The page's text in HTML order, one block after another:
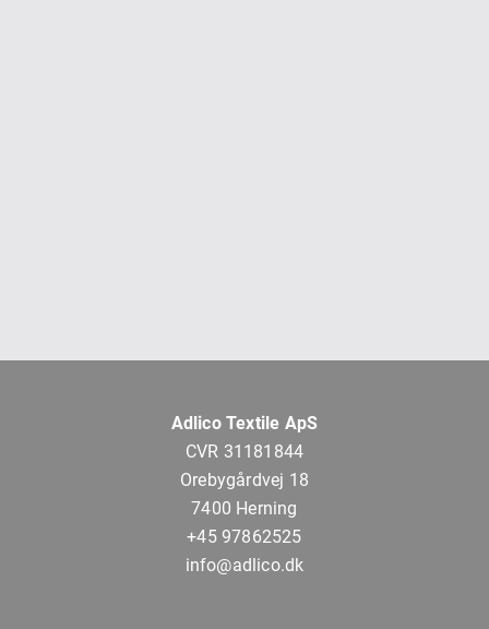
Adlico Textile ApS
CVR 31181844
Orebygårdvej 18
7400 Herning
+45 97862525
info@adlico.dk